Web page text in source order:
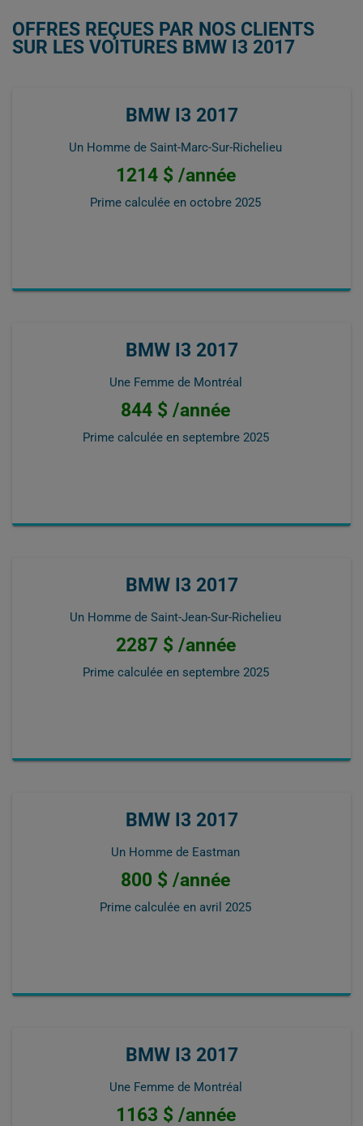
OFFRES REÇUES PAR NOS CLIENTS
SUR LES VOITURES BMW I3 2017
BMW I3 2017
Un Homme de Saint-Marc-Sur-Richelieu
1214 $ /année
Prime calculée en octobre 2025
BMW I3 2017
Une Femme de Montréal
844 $ /année
Prime calculée en septembre 2025
BMW I3 2017
Un Homme de Saint-Jean-Sur-Richelieu
2287 $ /année
Prime calculée en septembre 2025
BMW I3 2017
Un Homme de Eastman
800 $ /année
Prime calculée en avril 2025
BMW I3 2017
Une Femme de Montréal
1163 $ /année